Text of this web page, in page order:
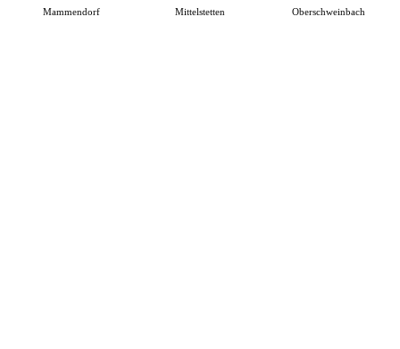
Mammendorf Mittelstetten Oberschweinbach